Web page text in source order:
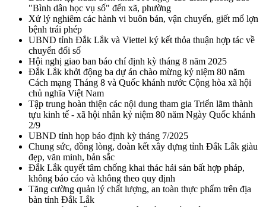
"Bình dân học vụ số" đến xã, phường
Xử lý nghiêm các hành vi buôn bán, vận chuyển, giết mổ lợn
bệnh trái phép
UBND tỉnh Đắk Lắk và Viettel ký kết thỏa thuận hợp tác về
chuyển đổi số
Hội nghị giao ban báo chí định kỳ tháng 8 năm 2025
Đắk Lắk khởi động ba dự án chào mừng kỷ niệm 80 năm
Cách mạng Tháng 8 và Quốc khánh nước Cộng hòa xã hội
chủ nghĩa Việt Nam
Tập trung hoàn thiện các nội dung tham gia Triển lãm thành
tựu kinh tế - xã hội nhân kỷ niệm 80 năm Ngày Quốc khánh
2/9
UBND tỉnh họp báo định kỳ tháng 7/2025
Chung sức, đồng lòng, đoàn kết xây dựng tỉnh Đắk Lắk giàu
đẹp, văn minh, bản sắc
Đắk Lắk quyết tâm chống khai thác hải sản bất hợp pháp,
không báo cáo và không theo quy định
Tăng cường quản lý chất lượng, an toàn thực phẩm trên địa
bàn tỉnh Đắk Lắk